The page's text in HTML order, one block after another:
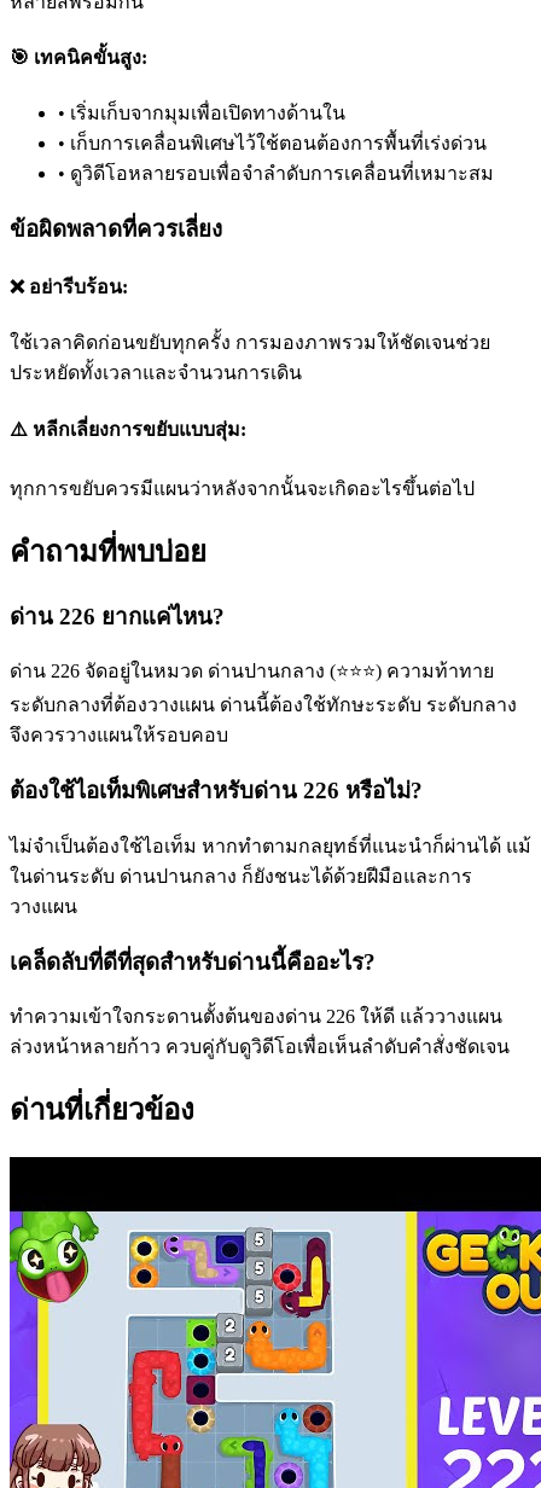
🎯 เทคนิคขั้นสูง:
• เริ่มเก็บจากมุมเพื่อเปิดทางด้านใน
• เก็บการเคลื่อนพิเศษไว้ใช้ตอนต้องการพื้นที่เร่งด่วน
• ดูวิดีโอหลายรอบเพื่อจำลำดับการเคลื่อนที่เหมาะสม
ข้อผิดพลาดที่ควรเลี่ยง
❌ อย่ารีบร้อน:
ใช้เวลาคิดก่อนขยับทุกครั้ง การมองภาพรวมให้ชัดเจนช่วย
ประหยัดทั้งเวลาและจำนวนการเดิน
⚠️ หลีกเลี่ยงการขยับแบบสุ่ม:
ทุกการขยับควรมีแผนว่าหลังจากนั้นจะเกิดอะไรขึ้นต่อไป
คำถามที่พบบ่อย
ด่าน 226 ยากแค่ไหน?
ด่าน 226 จัดอยู่ในหมวด ด่านปานกลาง (⭐⭐⭐) ความท้าทาย
ระดับกลางที่ต้องวางแผน ด่านนี้ต้องใช้ทักษะระดับ ระดับกลาง
จึงควรวางแผนให้รอบคอบ
ต้องใช้ไอเท็มพิเศษสำหรับด่าน 226 หรือไม่?
ไม่จำเป็นต้องใช้ไอเท็ม หากทำตามกลยุทธ์ที่แนะนำก็ผ่านได้ แม้
ในด่านระดับ ด่านปานกลาง ก็ยังชนะได้ด้วยฝีมือและการ
วางแผน
เคล็ดลับที่ดีที่สุดสำหรับด่านนี้คืออะไร?
ทำความเข้าใจกระดานตั้งต้นของด่าน 226 ให้ดี แล้ววางแผน
ล่วงหน้าหลายก้าว ควบคู่กับดูวิดีโอเพื่อเห็นลำดับคำสั่งชัดเจน
ด่านที่เกี่ยวข้อง